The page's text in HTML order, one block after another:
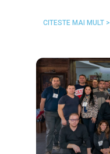
CITESTE MAI MULT >